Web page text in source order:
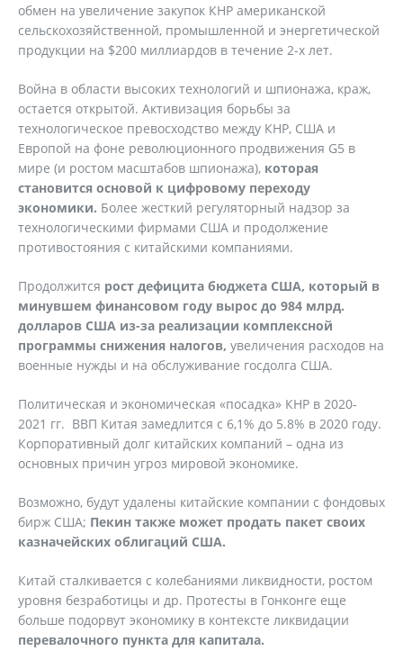
обмен на увеличение закупок КНР американской
сельскохозяйственной, промышленной и энергетической
продукции на $200 миллиардов в течение 2-х лет.
Война в области высоких технологий и шпионажа, краж,
остается открытой. Активизация борьбы за
технологическое превосходство между КНР, США и
Европой на фоне революционного продвижения G5 в
мире (и ростом масштабов шпионажа), которая
становится основой к цифровому переходу
экономики. Более жесткий регуляторный надзор за
технологическими фирмами США и продолжение
противостояния с китайскими компаниями.
Продолжится рост дефицита бюджета США, который в
минувшем финансовом году вырос до 984 млрд.
долларов США из-за реализации комплексной
программы снижения налогов, увеличения расходов на
военные нужды и на обслуживание госдолга США.
Политическая и экономическая «посадка» КНР в 2020-
2021 гг. ВВП Китая замедлится с 6,1% до 5.8% в 2020 году.
Корпоративный долг китайских компаний – одна из
основных причин угроз мировой экономике.
Возможно, будут удалены китайские компании с фондовых
бирж США; Пекин также может продать пакет своих
казначейских облигаций США.
Китай сталкивается с колебаниями ликвидности, ростом
уровня безработицы и др. Протесты в Гонконге еще
больше подорвут экономику в контексте ликвидации
перевалочного пункта для капитала.